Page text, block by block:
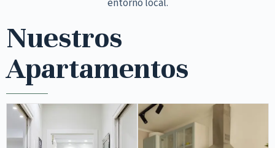
entorno local.
Nuestros
Apartamentos